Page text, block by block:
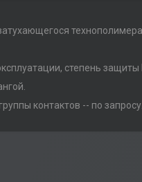
технополимера
степень защиты
контактов -- по запросу.